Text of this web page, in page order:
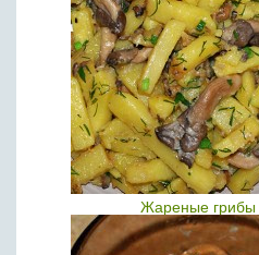
Жареные грибы